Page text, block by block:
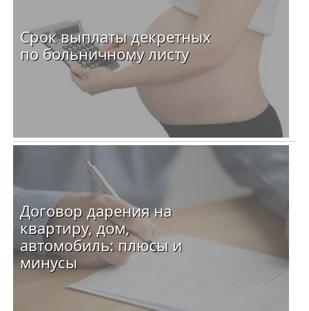
Срок выплаты декретных
по больничному листу
Договор дарения на
квартиру, дом,
автомобиль: плюсы и
минусы